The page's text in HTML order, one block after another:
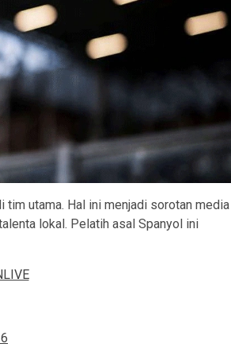
tim utama. Hal ini menjadi sorotan media
lokal. Pelatih asal Spanyol ini